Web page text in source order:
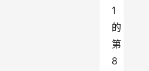
1
的
第
8